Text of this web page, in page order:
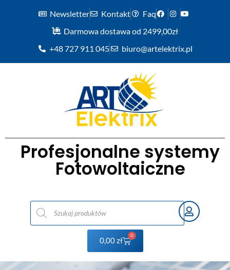
Newsletter Kontakt
Faq
Darmowa dostawa od 2499,00zł
+48 727 911 045
biuro@artelektrix.pl
Profesjonalne systemy
Fotowoltaiczne
0,00zł
0